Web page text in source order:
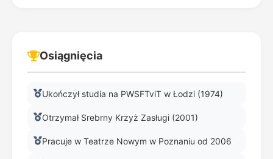
Osiągnięcia
Ukończył studia na PWSFTviT w Łodzi (1974)
Otrzymał Srebrny Krzyż Zasługi (2001)
Pracuje w Teatrze Nowym w Poznaniu od 2006